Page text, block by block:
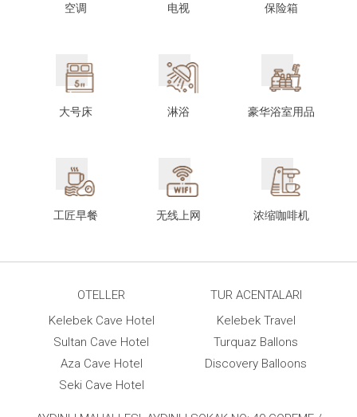
空调 电视 保险箱
大号床 淋浴 豪华浴室用品
工匠早餐 无线上网 浓缩咖啡机
OTELLER
Kelebek Cave Hotel
Sultan Cave Hotel
Aza Cave Hotel
Seki Cave Hotel
TUR ACENTALARI
Kelebek Travel
Turquaz Ballons
Discovery Balloons